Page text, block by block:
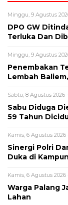
Minggu, 9 Agustus
DPO GW
Terluka Dan
Minggu, 9 Agustus
Penembakan
Lembah
Sabtu, 8 Agustus 2026
Sabu Diduga
59 Tahun
Kamis, 6 Agustus 2026
Sinergi Polri
Duka di
Kamis, 6 Agustus 2026
Warga Palang
Lahan